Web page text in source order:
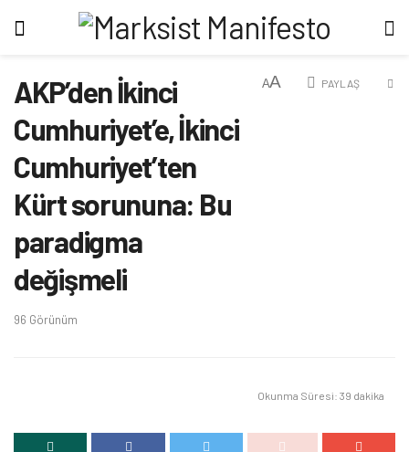
AKP’den İkinci
Cumhuriyet’e, İkinci
Cumhuriyet’ten
Kürt sorununa: Bu
paradigma
değişmeli
96 Görünüm
AA PAYLAŞ
Okunma Süresi: 39 dakika